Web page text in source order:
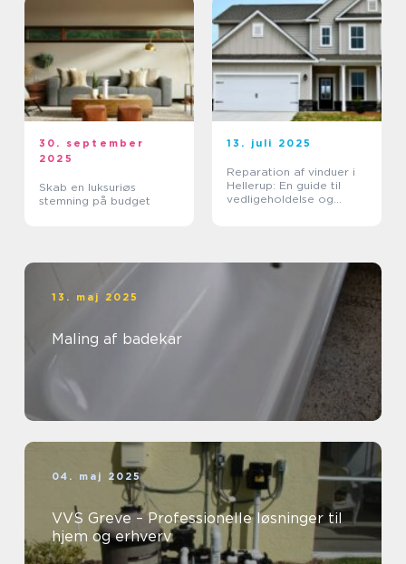
30. september
2025
Skab en luksuriøs
stemning på budget
13. juli 2025
Reparation af vinduer i
Hellerup: En guide til
vedligeholdelse og
13. maj 2025
Maling af badekar
04. maj 2025
VVS Greve – Professionelle løsninger til
hjem og erhverv